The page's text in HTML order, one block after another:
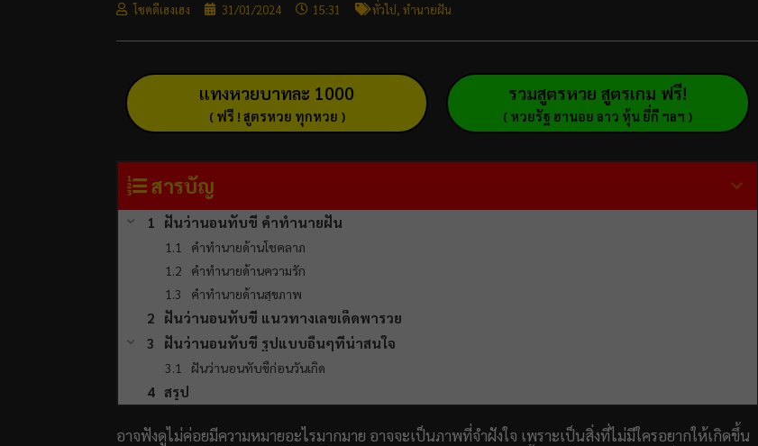
โชคดีเฮงเฮง 31/01/2024 15:31 ทั่วไป, ทำนายฝัน
แทงหวยบาทละ 1000
( ฟรี ! สูตรหวย ทุกหวย )
รวมสูตรหวย สูตรเกม ฟรี!
( หวยรัฐ ฮานอย ลาว หุ้น ยี่กี ฯลฯ )
สารบัญ
ฝันว่านอนทับขี้ คำทำนายฝัน
คำทำนายด้านโชคลาภ
คำทำนายด้านความรัก
คำทำนายด้านสุขภาพ
ฝันว่านอนทับขี้ แนวทางเลขเด็ดพารวย
ฝันว่านอนทับขี้ รูปแบบอื่นๆที่น่าสนใจ
ฝันว่านอนทับขี้ก่อนวันเกิด
สรุป
อาจฟังดูไม่ค่อยมีความหมายอะไรมากมาย อาจจะเป็นภาพที่จำฝังใจ เพราะเป็นสิ่งที่ไม่มีใครอยากให้เกิดขึ้น